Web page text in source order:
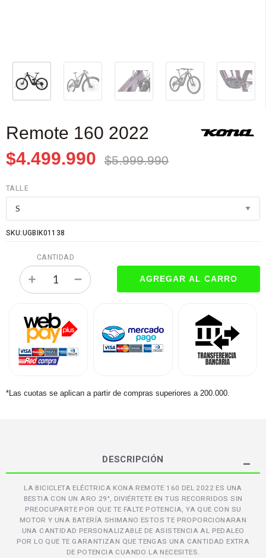
Remote 160 2022
$4.499.990
$5.999.990
TALLE
SKU:UGBIK01138
CANTIDAD
*Las cuotas se aplican a partir de compras superiores a 200.000.
DESCRIPCIÓN
LA BICICLETA ELÉCTRICA KONA REMOTE 160 DEL 2022 ES UNA
BESTIA CON UN ARO 29", DIVIÉRTETE EN TUS RECORRIDOS SIN
PREOCUPARTE POR QUE TE FALTE POTENCIA, YA QUE CON SU
MOTOR Y UNA BATERÍA SHIMANO ESTOS TE PROPORCIONARAN
UNA CANTIDAD PERSONALIZABLE DE ASISTENCIA AL PEDALEO
POR LO QUE TE GARANTIZAN QUE TENGAS UNA CANTIDAD EXTRA
DE POTENCIA CUANDO LA NECESITES.